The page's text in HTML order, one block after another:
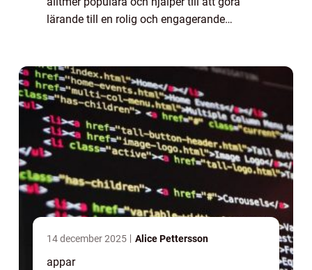
lärande till en rolig och engagerande
färdigheter ...
14 december 2025 Alice Pettersson
appar